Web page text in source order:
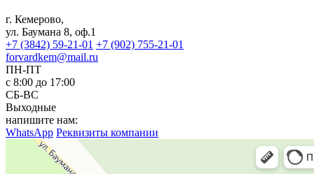
г. Кемерово,
ул. Баумана 8, оф.1
+7 (3842) 59-21-01 +7 (902) 755-21-01
forvardkem@mail.ru
ПН-ПТ
с 8:00 до 17:00
СБ-ВС
Выходные
напишите нам:
WhatsApp Реквизиты компании